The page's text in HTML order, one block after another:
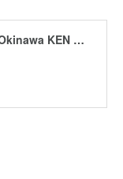
沖縄で不動産を探すなら/Okinawa KEN Corporation